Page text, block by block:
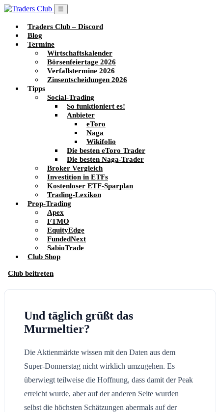
☰
Traders Club – Discord
Blog
Termine
Wirtschaftskalender
Börsenfeiertage 2026
Verfallstermine 2026
Zinsentscheidungen 2026
Tipps
Social-Trading
So funktioniert es!
Anbieter
eToro
Naga
Wikifolio
Die besten eToro Trader
Die besten Naga-Trader
Broker Vergleich
Investition in ETFs
Kostenloser ETF-Sparplan
Trading-Lexikon
Prop-Trading
Apex
FTMO
EquityEdge
FundedNext
SabioTrade
Club Shop
Club beitreten
Und täglich grüßt das
Murmeltier?
Die Aktienmärkte wissen mit den Daten aus dem
Super-Donnerstag nicht wirklich umzugehen. Es
überwiegt teilweise die Hoffnung, dass damit der Peak
erreicht wurde, aber auf der anderen Seite wurden
selbst die höchsten Schätzungen abermals auf der